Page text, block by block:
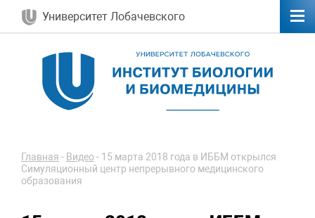
Университет Лобачевского
Главная - Видео - 15 марта 2018 года в ИББМ открылся
Симуляционный центр непрерывного медицинского
образования